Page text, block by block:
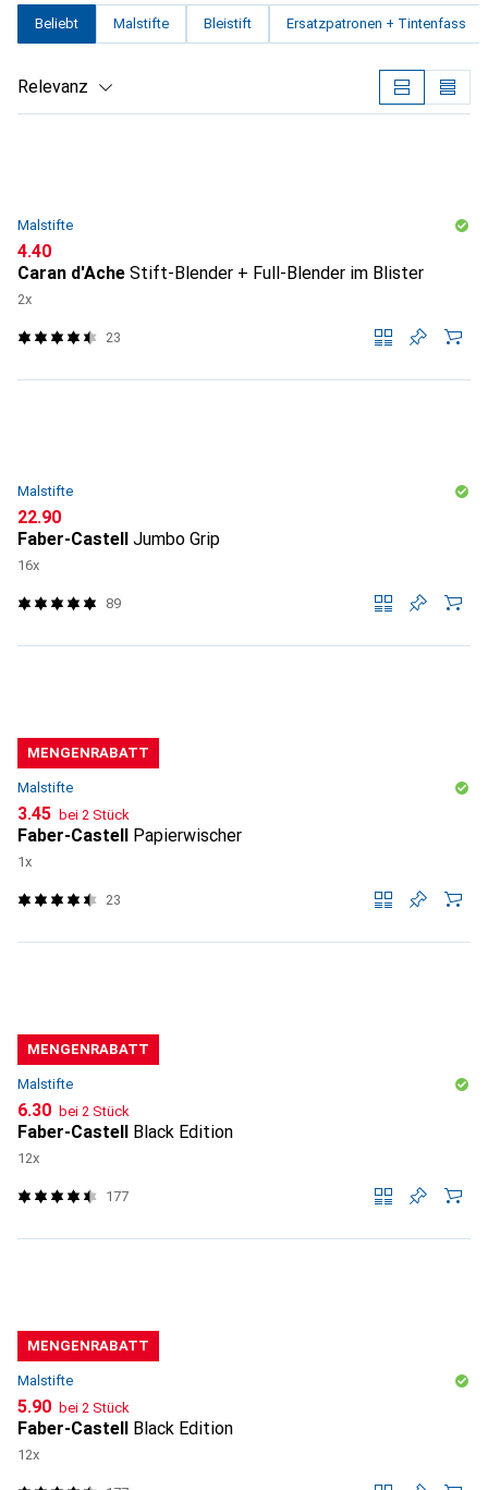
Beliebt Malstifte Bleistift Ersatzpatronen + Tintenfass
Relevanz
Malstifte
CHF
4.40
Caran d'Ache Stift-Blender + Full-Blender im Blister
2x
23
Malstifte
CHF
22.90
Faber-Castell
Jumbo Grip
16x
89
MENGENRABATT
Malstifte
CHF
3.45 bei 2 Stück
Faber-Castell Papierwischer
1x
23
MENGENRABATT
Malstifte
CHF
6.30 bei 2 Stück
Faber-Castell Black Edition
12x
177
MENGENRABATT
Malstifte
CHF
5.90 bei 2 Stück
Faber-Castell Black Edition
12x